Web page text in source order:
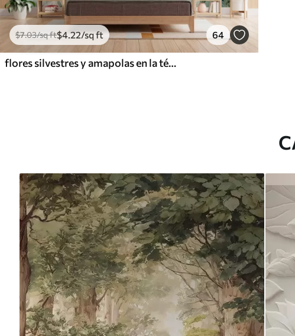
$7.03/sq ft$4.22/sq ft 64
flores silvestres y amapolas en la técnica de los trazos